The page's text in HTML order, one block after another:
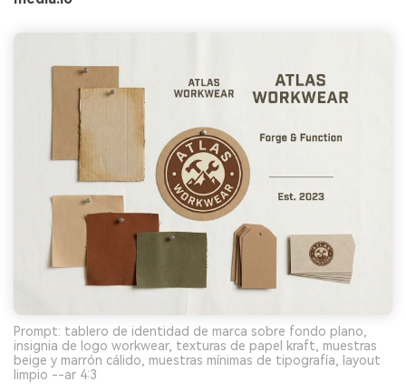
Prompt: tablero de identidad de marca sobre fondo plano,
insignia de logo workwear, texturas de papel kraft, muestras
beige y marrón cálido, muestras mínimas de tipografía, layout
limpio --ar 4:3